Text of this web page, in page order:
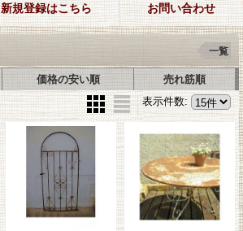
新規登録はこちら お問い合わせ
一覧
価格の安い順
売れ筋順
表示件数: